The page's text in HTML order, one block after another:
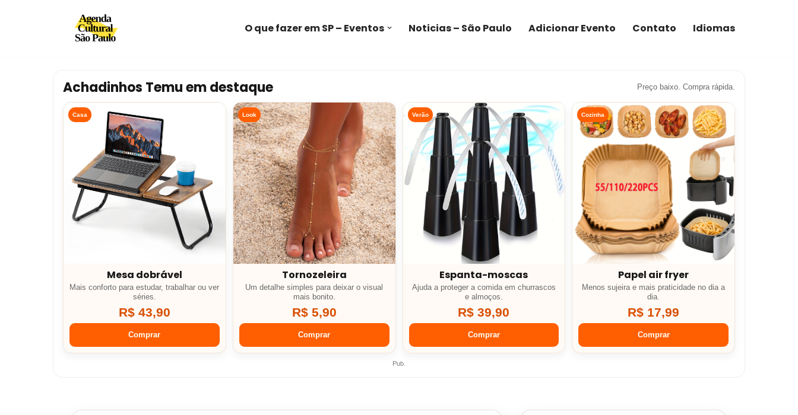
O que fazer em SP – Eventos Noticias – São Paulo Adicionar Evento Contato Idiomas
Achadinhos Temu em destaque Preço baixo. Compra rápida.
Casa
Mesa dobrável
Mais conforto para estudar, trabalhar ou ver
séries.
R$ 43,90
Comprar
Look
Tornozeleira
Um detalhe simples para deixar o visual
mais bonito.
R$ 5,90
Comprar
Verão
Espanta-moscas
Ajuda a proteger a comida em churrascos
e almoços.
R$ 39,90
Comprar
Cozinha
Papel air fryer
Menos sujeira e mais praticidade no dia a
dia.
R$ 17,99
Comprar
Pub.